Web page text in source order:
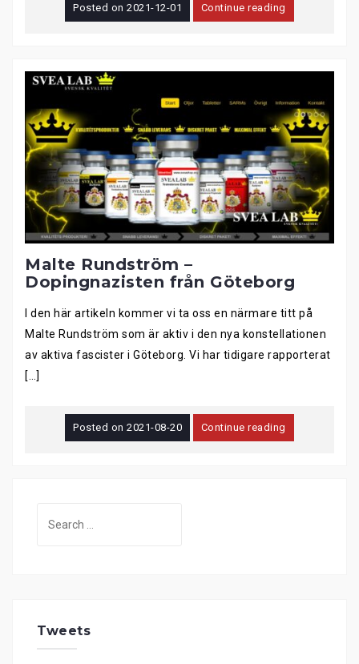
Posted on2021-12-01 Continue reading
Malte Rundström –
Dopingnazisten från Göteborg
I den här artikeln kommer vi ta oss en närmare titt på
Malte Rundström som är aktiv i den nya konstellationen
av aktiva fascister i Göteborg. Vi har tidigare rapporterat
[…]
Posted on2021-08-20 Continue reading
Tweets